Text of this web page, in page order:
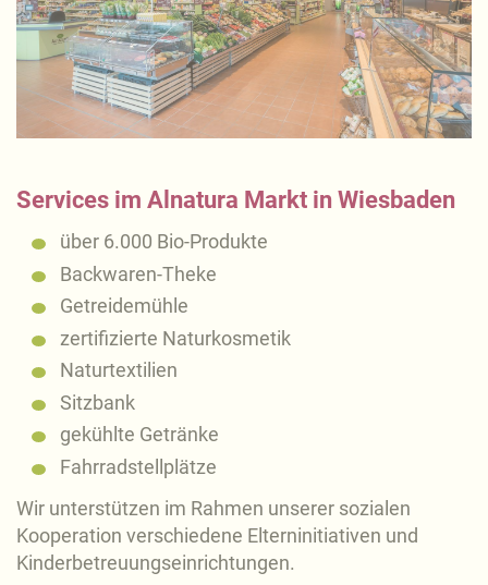
Services im Alnatura Markt in Wiesbaden
über 6.000 Bio-Produkte
Backwaren-Theke
Getreidemühle
zertifizierte Naturkosmetik
Naturtextilien
Sitzbank
gekühlte Getränke
Fahrradstellplätze
Wir unterstützen im Rahmen unserer sozialen
Kooperation verschiedene Elterninitiativen und
Kinderbetreuungseinrichtungen.